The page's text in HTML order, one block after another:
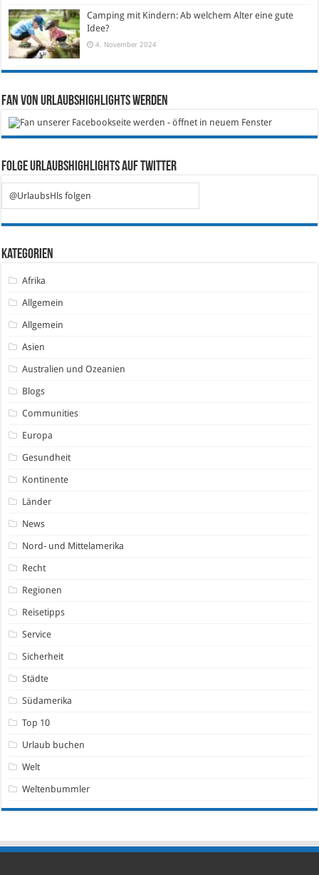
Camping mit Kindern: Ab welchem Alter eine gute
Idee?
4. November 2024
Fan von Urlaubshighlights werden
Folge Urlaubshighlights auf Twitter
@UrlaubsHls folgen
Kategorien
Afrika
Allgemein
Allgemein
Asien
Australien und Ozeanien
Blogs
Communities
Europa
Gesundheit
Kontinente
Länder
News
Nord- und Mittelamerika
Recht
Regionen
Reisetipps
Service
Sicherheit
Städte
Südamerika
Top 10
Urlaub buchen
Welt
Weltenbummler